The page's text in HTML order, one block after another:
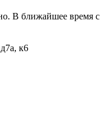
В ближайшее время с
к6